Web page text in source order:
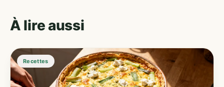
À lire aussi
Recettes